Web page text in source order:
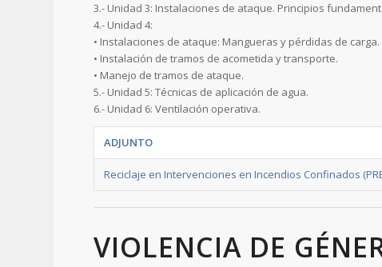
3.- Unidad 3: Instalaciones de ataque. Principios
4.- Unidad 4:
• Instalaciones de ataque: Mangueras y pérdidas de carga.
• Instalación de tramos de acometida y transporte.
• Manejo de tramos de ataque.
5.- Unidad 5: Técnicas de aplicación de agua.
6.- Unidad 6: Ventilación operativa.
ADJUNTO
Reciclaje en Intervenciones en Incendios Confinados
VIOLENCIA DE